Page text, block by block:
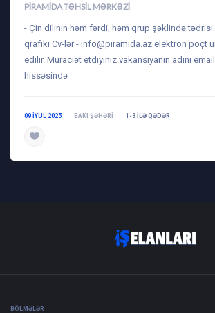
PIRAMIDA TƏHSIL MƏRKƏZI
- Çin dilinin həm fərdi, həm qrup şəklində tədrisi
qrafiki Cv-lər - info@piramida.az elektron poçt
edilir. Müraciət etdiyiniz vakansiyanın adını
hissəsində
09 IYUL 2025 BAKI ŞƏHƏRI 1-3 ILƏ QƏDƏR
BÖLMƏLƏR